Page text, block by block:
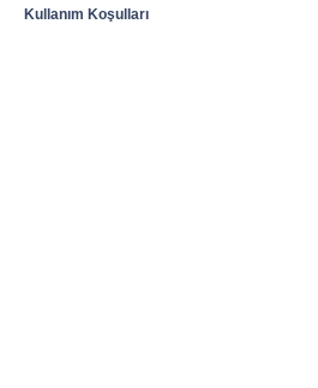
Kullanım Koşulları